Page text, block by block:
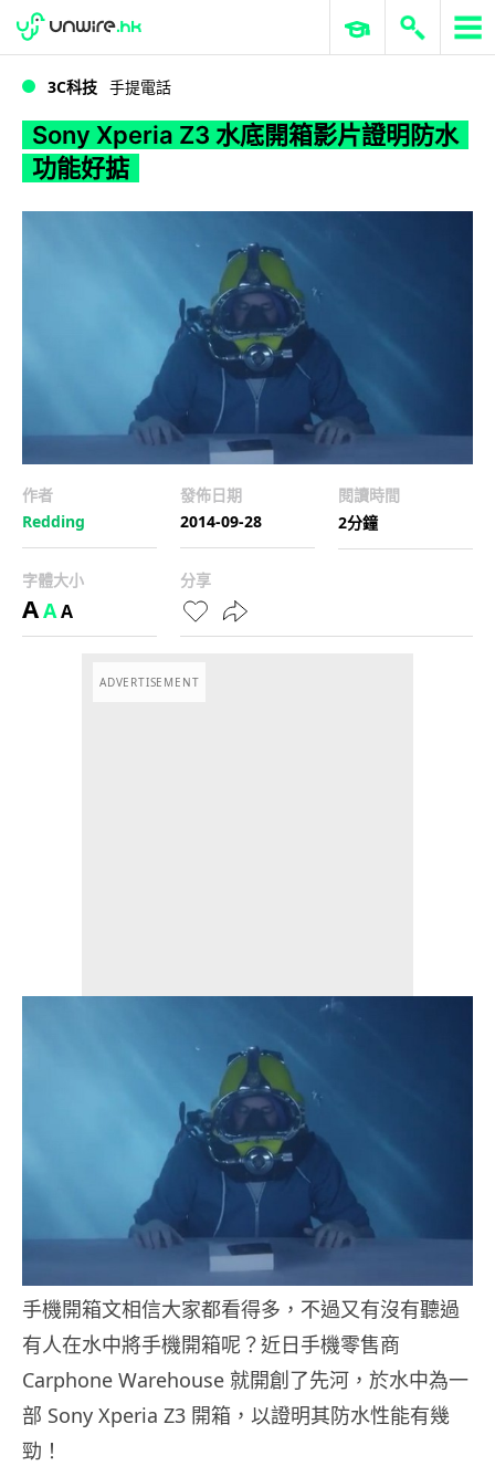
WWDC 2026 ERP 與商業 AI
3C科技 手提電話
Sony Xperia Z3 水底開箱影片證明防水
功能好掂
作者
Redding
發佈日期
2014-09-28
閱讀時間
2分鐘
字體大小
AAA
分享
ADVERTISEMENT
手機開箱文相信大家都看得多，不過又有沒有聽過
有人在水中將手機開箱呢？近日手機零售商
Carphone Warehouse 就開創了先河，於水中為一
部 Sony Xperia Z3 開箱，以證明其防水性能有幾
勁！